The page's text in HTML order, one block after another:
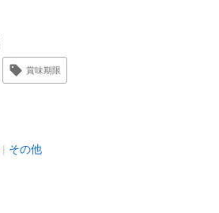
賞味期限
その他